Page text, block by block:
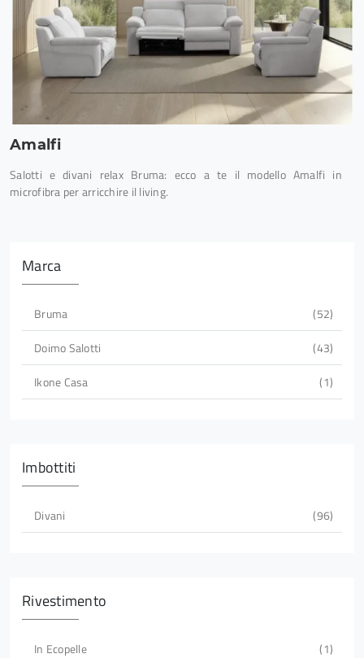
Marca
Bruma
52
Doimo Salotti
43
Ikone Casa
1
Imbottiti
Divani 96
Rivestimento
In Ecopelle
1
Amalfi
Salotti e divani relax Bruma: ecco a te il modello Amalfi in
microfibra per arricchire il living.